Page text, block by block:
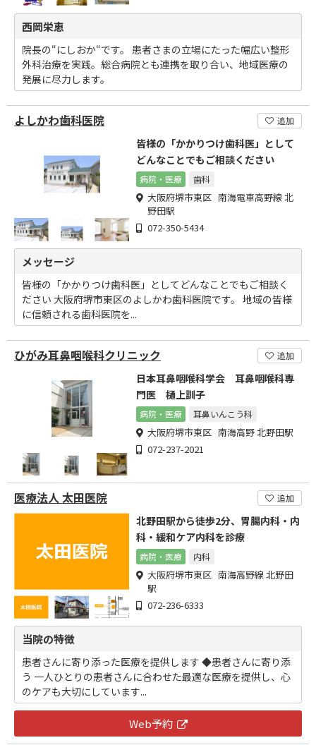
西岡栄恵
院長の“にしおか“です。 患者さまの立場にたった幅広い整形
外科治療を実践。総合病院とも連携を取り合い、地域医療の
発展に尽力します。
よしかわ歯科医院 追加
皆様の「かかりつけ歯科医」として
どんなことでもご相談ください
病院・医療 歯科
大阪府堺市東区 南海電車高野線 北
野田駅
072-350-5434
メッセージ
皆様の「かかりつけ歯科医」としてどんなことでもご相談く
ださい 大阪府堺市東区のよしかわ歯科医院です。 地域の皆様
に信頼される歯科医院を...
ひがみ耳鼻咽喉科クリニック 追加
日本耳鼻咽喉科学会 耳鼻咽喉科専
門医 樋上訓子
病院・医療 耳鼻いんこう科
大阪府堺市東区 南海高野 北野田駅
072-237-2021
医療法人 太田医院 追加
北野田駅から徒歩2分、胃腸内科・内
科・緩和ケア内科を診療
病院・医療 内科
大阪府堺市東区 南海高野線 北野田
駅
072-236-6333
当院の特徴
患者さんに寄り添った医療を提供します ◆患者さんに寄り添
う 一人ひとりの患者さんに合わせた最適な医療を提供し、心
のケアも大切にしています...
Web予約